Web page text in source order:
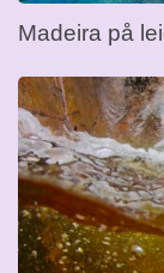
Madeira på